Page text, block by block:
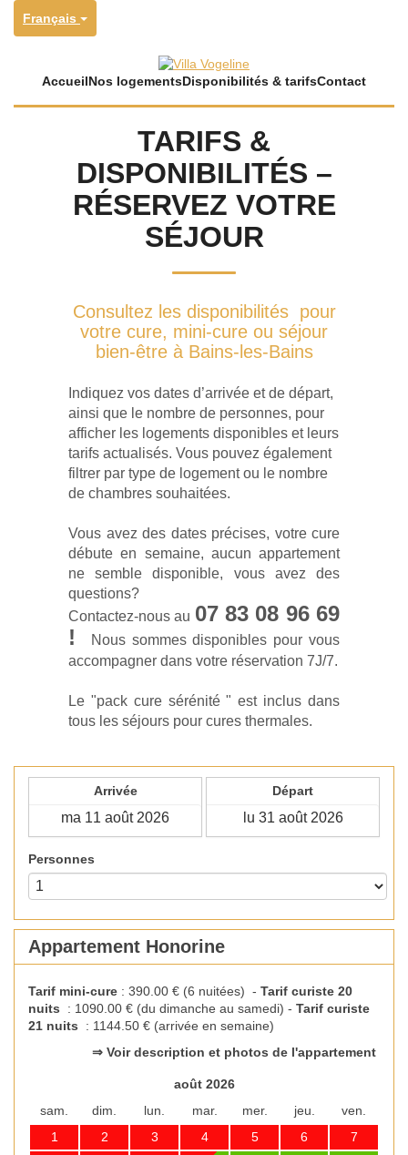
Français
AccueilNos logementsDisponibilités & tarifsContact
TARIFS &
DISPONIBILITÉS –
RÉSERVEZ VOTRE
SÉJOUR
Consultez les disponibilités pour
votre cure, mini-cure ou séjour
bien-être à Bains-les-Bains
Indiquez vos dates d’arrivée et de départ,
ainsi que le nombre de personnes, pour
afficher les logements disponibles et leurs
tarifs actualisés. Vous pouvez également
filtrer par type de logement ou le nombre
de chambres souhaitées.
Vous avez des dates précises, votre cure
débute en semaine, aucun appartement
ne semble disponible, vous avez des
questions?
Contactez-nous au 07 83 08 96 69
!
Nous sommes disponibles pour vous
accompagner dans votre réservation 7J/7.
Le "pack cure sérénité " est inclus dans
tous les séjours pour cures thermales.
Arrivée Départ
Personnes
Appartement Honorine
Tarif mini-cure : 390.00 € (6 nuitées) - Tarif curiste 20
nuits : 1090.00 € (du dimanche au samedi) - Tarif curiste
21 nuits : 1144.50 € (arrivée en semaine)
⇒ Voir description et photos de l'appartement
août 2026
sam.
dim. lun. mar. mer. jeu.
ven.
1
2 3 4 5 6
7